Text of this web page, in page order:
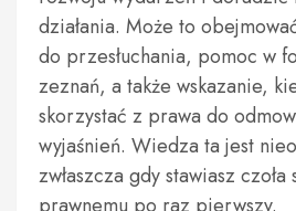
działania. Może to
do przesłuchania, pomoc w
zeznań, a także wskazanie,
skorzystać z prawa do
wyjaśnień. Wiedza ta jest
zwłaszcza gdy stawiasz czoła